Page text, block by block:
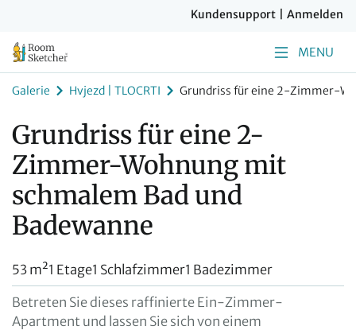
Kundensupport Anmelden
MENU
Galerie Hvjezd | TLOCRTI Grundriss für eine 2-Zimmer-
Grundriss für eine 2-
Zimmer-Wohnung mit
schmalem Bad und
Badewanne
53 m²1 Etage1 Schlafzimmer1 Badezimmer
Betreten Sie dieses raffinierte Ein-Zimmer-
Apartment und lassen Sie sich von einem